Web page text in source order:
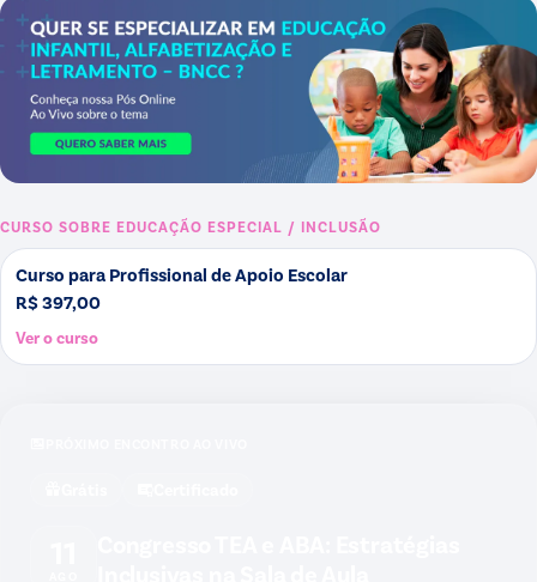
CURSO SOBRE EDUCAÇÃO ESPECIAL / INCLUSÃO
Curso para Profissional de Apoio Escolar
R$ 397,00
Ver o curso